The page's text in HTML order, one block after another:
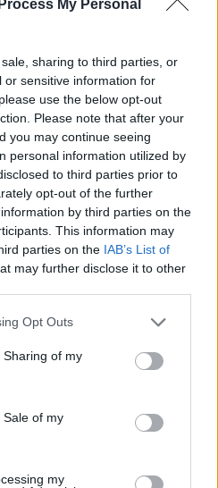
My Personal
sharing to third parties, or
or sensitive information for
use the below opt-out
Please note that after your
you may continue seeing
personal information utilized by
to third parties prior to
opt-out of the further
by third parties on the
This information may
parties on the IAB’s List of
may further disclose it to other
Opt Outs
of my
of my
my
Mantra
Titolare 9 - 23%
Entrato 15 - 39%
Squalificato 0 - 0%
Infortunato 0 - 0%
Inutilizzato 14 - 36
Scarica